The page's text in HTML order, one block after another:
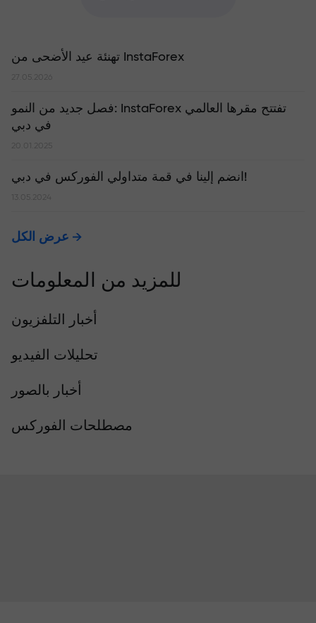
تهنئة عيد الأضحى من InstaForex
27.05.2026
​فصل جديد من النمو: InstaForex تفتتح مقرها العالمي
في دبي
20.01.2025
انضم إلينا في قمة متداولي الفوركس في دبي!
13.05.2024
عرض الكل
للمزيد من المعلومات
أخبار التلفزيون
تحليلات الفيديو
أخبار بالصور
مصطلحات الفوركس